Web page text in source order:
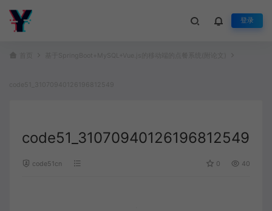
登录
code51_31070940126196812549
code51cn 0 40